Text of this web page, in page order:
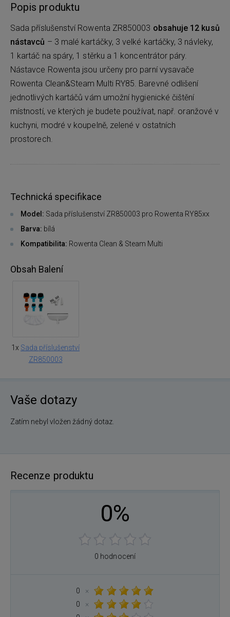
Popis produktu
Sada příslušenství Rowenta ZR850003 obsahuje 12 kusů
nástavců – 3 malé kartáčky, 3 velké kartáčky, 3 návleky,
1 kartáč na spáry, 1 stěrku a 1 koncentrátor páry.
Nástavce Rowenta jsou určeny pro parní vysavače
Rowenta Clean&Steam Multi RY85. Barevné odlišení
jednotlivých kartáčů vám umožní hygienické čištění
místností, ve kterých je budete používat, např. oranžové v
kuchyni, modré v koupelně, zelené v ostatních
prostorech.
Technická specifikace
Model: Sada příslušenství ZR850003 pro Rowenta RY85xx
Barva: bílá
Kompatibilita: Rowenta Clean & Steam Multi
Obsah Balení
1x Sada příslušenství
ZR850003
Vaše dotazy
Zatím nebyl vložen žádný dotaz.
Recenze produktu
0%
0 hodnocení
0
×
0
×